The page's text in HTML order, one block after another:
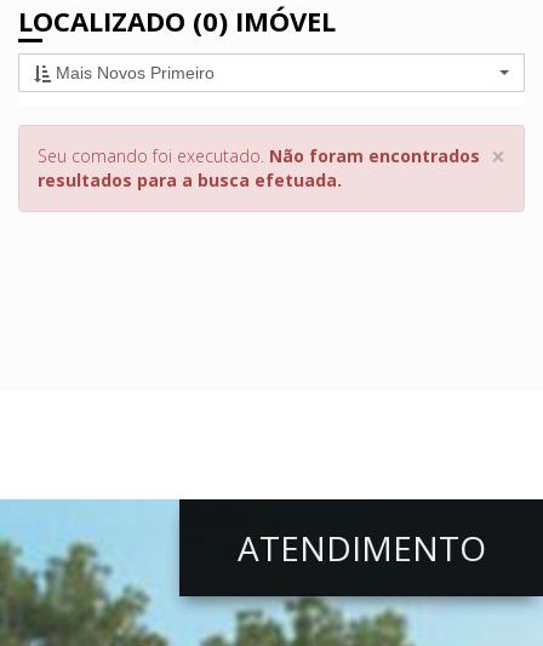
LOCALIZADO (0) IMÓVEL
Mais Novos Primeiro
×
Seu comando foi executado. Não foram encontrados
resultados para a busca efetuada.
ATENDIMENTO